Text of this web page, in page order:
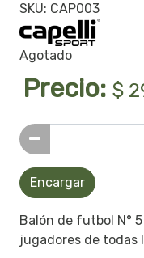
SKU: CAP003
Agotado
Precio: $
Encargar
Balón de futbol N°
jugadores de todas